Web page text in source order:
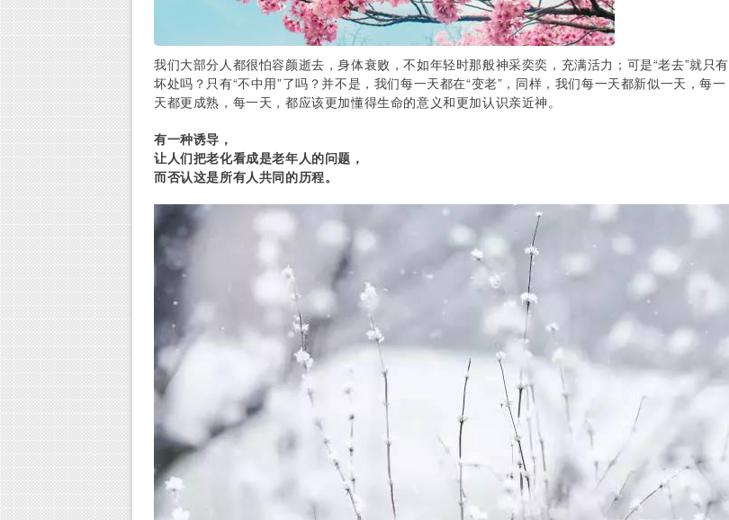
我们大部分人都很怕容颜逝去，身体衰败，不如年轻时那般神采奕奕，充满活力；可是“老去”就只有
坏处吗？只有“不中用”了吗？并不是，我们每一天都在“变老”，同样，我们每一天都新似一天，每一
天都更成熟，每一天，都应该更加懂得生命的意义和更加认识亲近神。
有一种诱导，
让人们把老化看成是老年人的问题，
而否认这是所有人共同的历程。